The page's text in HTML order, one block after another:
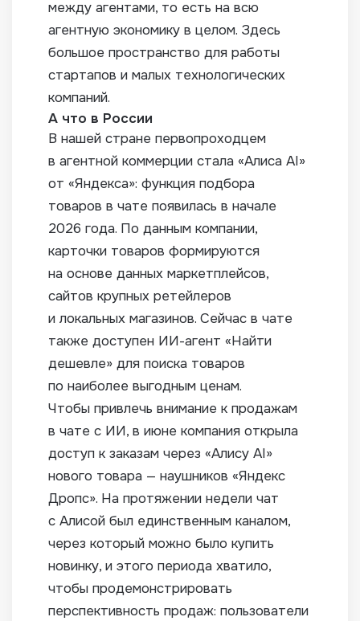
между агентами, то есть на всю
агентную экономику в целом. Здесь
большое пространство для работы
стартапов и малых технологических
компаний.
А что в России
В нашей стране первопроходцем
в агентной коммерции стала «Алиса AI»
от «Яндекса»: функция подбора
товаров в чате появилась в начале
2026 года. По данным компании,
карточки товаров формируются
на основе данных маркетплейсов,
сайтов крупных ретейлеров
и локальных магазинов. Сейчас в чате
также доступен ИИ-агент «Найти
дешевле» для поиска товаров
по наиболее выгодным ценам.
Чтобы привлечь внимание к продажам
в чате с ИИ, в июне компания открыла
доступ к заказам через «Алису AI»
нового товара — наушников «Яндекс
Дропс». На протяжении недели чат
с Алисой был единственным каналом,
через который можно было купить
новинку, и этого периода хватило,
чтобы продемонстрировать
перспективность продаж: пользователи